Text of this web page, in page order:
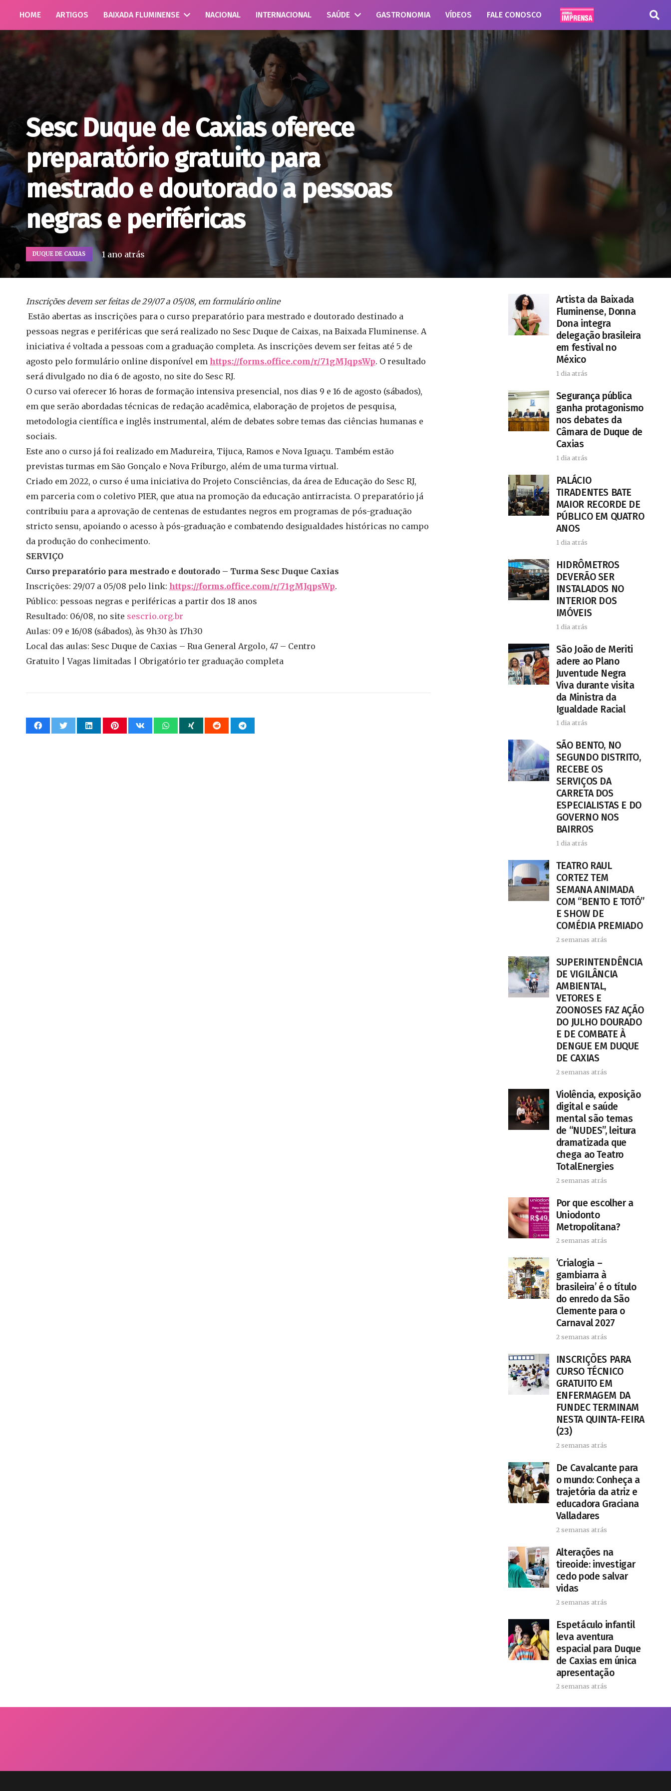
HOME ARTIGOS BAIXADA FLUMINENSE NACIONAL INTERNACIONAL SAÚDE GASTRONOMIA VÍDEOS FALE CONOSCO
Sesc Duque de Caxias oferece
preparatório gratuito para
mestrado e doutorado a pessoas
negras e periféricas
DUQUE DE CAXIAS 1 ano atrás
Inscrições devem ser feitas de 29/07 a 05/08, em formulário online
Estão abertas as inscrições para o curso preparatório para mestrado e doutorado destinado a
pessoas negras e periféricas que será realizado no Sesc Duque de Caixas, na Baixada Fluminense. A
iniciativa é voltada a pessoas com a graduação completa. As inscrições devem ser feitas até 5 de
agosto pelo formulário online disponível em https://forms.office.com/r/71gMJqpsWp. O resultado
será divulgado no dia 6 de agosto, no site do Sesc RJ.
O curso vai oferecer 16 horas de formação intensiva presencial, nos dias 9 e 16 de agosto (sábados),
em que serão abordadas técnicas de redação acadêmica, elaboração de projetos de pesquisa,
metodologia científica e inglês instrumental, além de debates sobre temas das ciências humanas e
sociais.
Este ano o curso já foi realizado em Madureira, Tijuca, Ramos e Nova Iguaçu. Também estão
previstas turmas em São Gonçalo e Nova Friburgo, além de uma turma virtual.
Criado em 2022, o curso é uma iniciativa do Projeto Consciências, da área de Educação do Sesc RJ,
em parceria com o coletivo PIER, que atua na promoção da educação antirracista. O preparatório já
contribuiu para a aprovação de centenas de estudantes negros em programas de pós-graduação
stricto sensu, apoiando o acesso à pós-graduação e combatendo desigualdades históricas no campo
da produção do conhecimento.
SERVIÇO
Curso preparatório para mestrado e doutorado – Turma Sesc Duque Caxias
Inscrições: 29/07 a 05/08 pelo link: https://forms.office.com/r/71gMJqpsWp.
Público: pessoas negras e periféricas a partir dos 18 anos
Resultado: 06/08, no site sescrio.org.br
Aulas: 09 e 16/08 (sábados), às 9h30 às 17h30
Local das aulas: Sesc Duque de Caxias – Rua General Argolo, 47 – Centro
Gratuito | Vagas limitadas | Obrigatório ter graduação completa
Artista da Baixada
Fluminense, Donna
Dona integra
delegação brasileira
em festival no
México
1 dia atrás
Segurança pública
ganha protagonismo
nos debates da
Câmara de Duque de
Caxias
1 dia atrás
PALÁCIO
TIRADENTES BATE
MAIOR RECORDE DE
PÚBLICO EM QUATRO
ANOS
1 dia atrás
HIDRÔMETROS
DEVERÃO SER
INSTALADOS NO
INTERIOR DOS
IMÓVEIS
1 dia atrás
São João de Meriti
adere ao Plano
Juventude Negra
Viva durante visita
da Ministra da
Igualdade Racial
1 dia atrás
SÃO BENTO, NO
SEGUNDO DISTRITO,
RECEBE OS
SERVIÇOS DA
CARRETA DOS
ESPECIALISTAS E DO
GOVERNO NOS
BAIRROS
1 dia atrás
TEATRO RAUL
CORTEZ TEM
SEMANA ANIMADA
COM “BENTO E TOTÓ”
E SHOW DE
COMÉDIA PREMIADO
2 semanas atrás
SUPERINTENDÊNCIA
DE VIGILÂNCIA
AMBIENTAL,
VETORES E
ZOONOSES FAZ AÇÃO
DO JULHO DOURADO
E DE COMBATE À
DENGUE EM DUQUE
DE CAXIAS
2 semanas atrás
Violência, exposição
digital e saúde
mental são temas
de “NUDES”, leitura
dramatizada que
chega ao Teatro
TotalEnergies
2 semanas atrás
Por que escolher a
Uniodonto
Metropolitana?
2 semanas atrás
‘Crialogia –
gambiarra à
brasileira’ é o título
do enredo da São
Clemente para o
Carnaval 2027
2 semanas atrás
INSCRIÇÕES PARA
CURSO TÉCNICO
GRATUITO EM
ENFERMAGEM DA
FUNDEC TERMINAM
NESTA QUINTA-FEIRA
(23)
2 semanas atrás
De Cavalcante para
o mundo: Conheça a
trajetória da atriz e
educadora Graciana
Valladares
2 semanas atrás
Alterações na
tireoide: investigar
cedo pode salvar
vidas
2 semanas atrás
​Espetáculo infantil
leva aventura
espacial para Duque
de Caxias em única
apresentação
2 semanas atrás